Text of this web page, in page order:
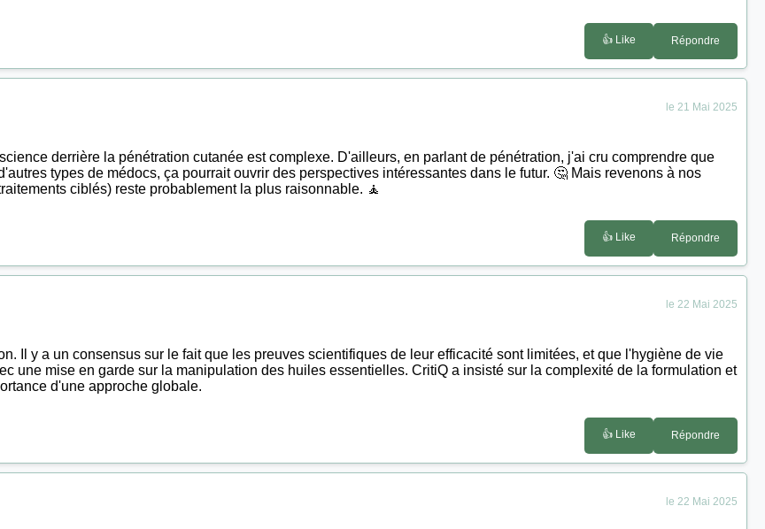
👍 Like Répondre
le 21 Mai 2025
derrière la pénétration cutanée est complexe. D'ailleurs, en parlant de pénétration, j'ai cru comprendre que
types de médocs, ça pourrait ouvrir des perspectives intéressantes dans le futur. 🤔 Mais revenons à nos
ciblés) reste probablement la plus raisonnable. 🧘
👍 Like Répondre
le 22 Mai 2025
Il y a un consensus sur le fait que les preuves scientifiques de leur efficacité sont limitées, et que l'hygiène de vie
une mise en garde sur la manipulation des huiles essentielles. CritiQ a insisté sur la complexité de la formulation et
d'une approche globale.
👍 Like Répondre
le 22 Mai 2025